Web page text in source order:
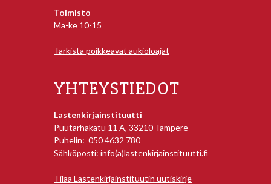
Toimisto
Ma-ke 10-15
Tarkista poikkeavat aukioloajat
YHTEYSTIEDOT
Lastenkirjainstituutti
Puutarhakatu 11 A, 33210 Tampere
Puhelin: 050 4632 780
Sähköposti: info(a)lastenkirjainstituutti.fi
Tilaa Lastenkirjainstituutin uutiskirje